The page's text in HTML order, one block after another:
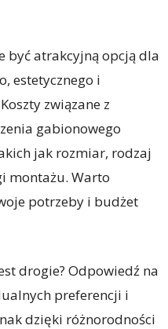
być atrakcyjną opcją dla
estetycznego i
związane z
gabionowego
jak rozmiar, rodzaj
montażu. Warto
potrzeby i budżet
drogie? Odpowiedź na
preferencji i
dzięki różnorodności